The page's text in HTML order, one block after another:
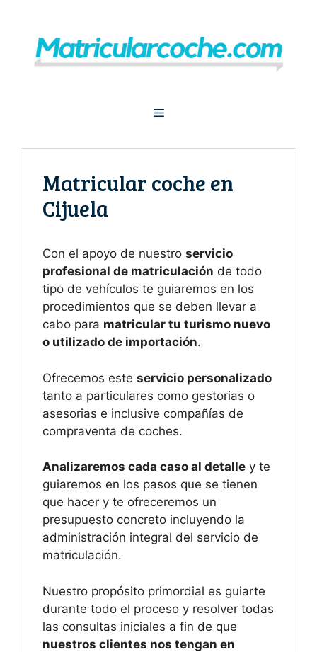
contenido
Menú
Matricular coche en
Cijuela
Con el apoyo de nuestro servicio
profesional de matriculación de todo
tipo de vehículos te guiaremos en los
procedimientos que se deben llevar a
cabo para matricular tu turismo nuevo
o utilizado de importación.
Ofrecemos este servicio personalizado
tanto a particulares como gestorias o
asesorias e inclusive compañías de
compraventa de coches.
Analizaremos cada caso al detalle y te
guiaremos en los pasos que se tienen
que hacer y te ofreceremos un
presupuesto concreto incluyendo la
administración integral del servicio de
matriculación.
Nuestro propósito primordial es guiarte
durante todo el proceso y resolver todas
las consultas iniciales a fin de que
nuestros clientes nos tengan en